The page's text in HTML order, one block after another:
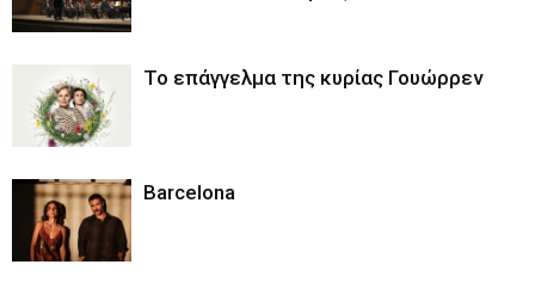
Το επάγγελμα της κυρίας Γουώρρεν
Barcelona